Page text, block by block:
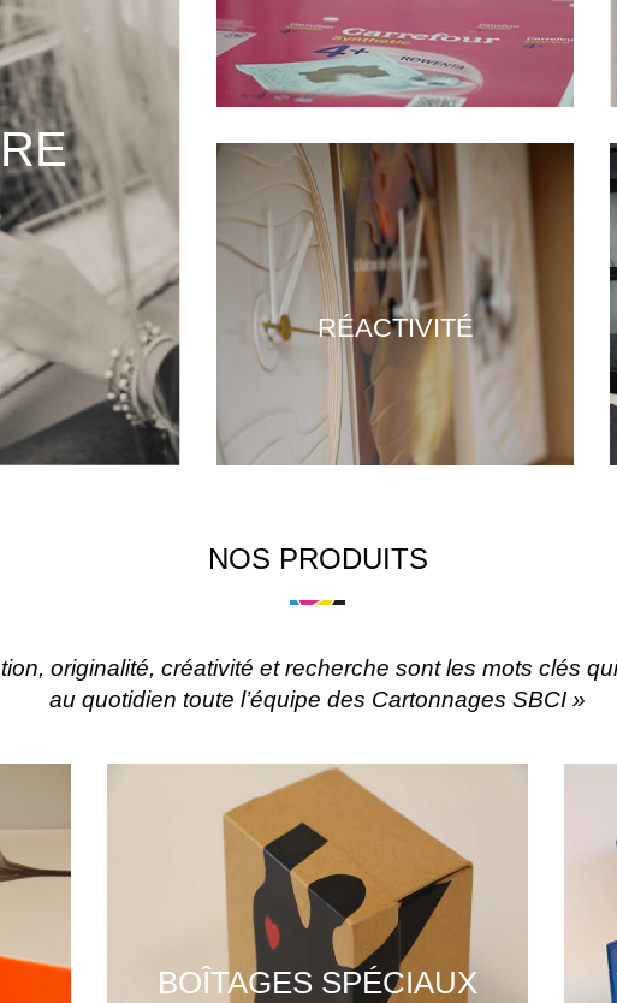
RÉACTIVITÉ
NOS PRODUITS
originalité, créativité et recherche sont les mots clés
au quotidien toute l’équipe des Cartonnages SBCI »
BOÎTAGES SPÉCIAUX